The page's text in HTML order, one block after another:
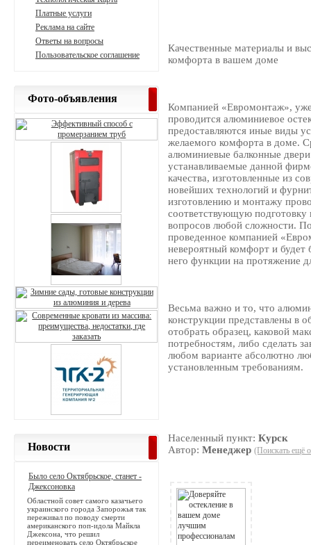
Качественные материалы и
комфорта в вашем доме
Компанией «Евромонтаж»,
проводится алюминиевое
предоставляются иные виды
желаемого комфорта в доме.
алюминиевые балконные
устанавливаемые данной
качества, изготовленные из
новейших технологий и
изготовлению и монтажу
соответствующую
вопросов любой сложности.
проведенное компанией
невероятный комфорт и будет
него функции на протяжение
Весьма важно и то, что
конструкции представлены в
отобрать образец, каковой
потребностям, либо сделать
любом варианте абсолютно
установленным требованиям.
Населенный пункт:Курск
Автор:Менеджер (Поискать ещё
Платные услуги
Реклама на сайте
Ответы на вопросы
Пользовательское соглашение
Фото-объявления
Новости
Было село Октябрьское, станет -
Джексоновка
Областной совет самого казачьего
украинского города Запорожья так
переживал по поводу смерти
американского поп-идола Майкла
Джексона, что решил
переименовать село Октябрьское